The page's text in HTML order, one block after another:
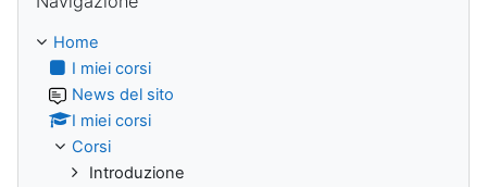
Home
I miei corsi
News del sito
I miei corsi
Corsi
Introduzione